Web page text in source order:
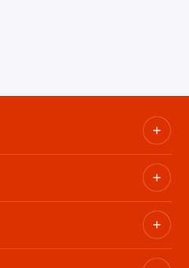
annonces